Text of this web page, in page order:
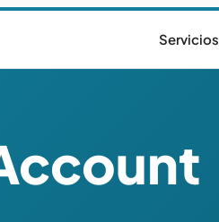
Servicios